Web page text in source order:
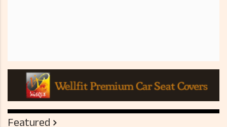
Featured